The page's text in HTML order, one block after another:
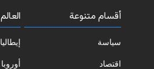
أقسام متنوعة
سياسة
اقتصاد
العالم
إيطاليا
أوروبا